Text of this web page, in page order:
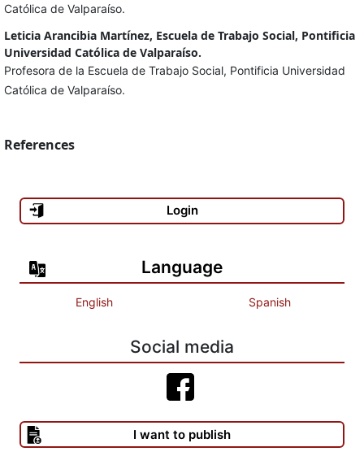
Católica de Valparaíso.
Leticia Arancibia Martínez, Escuela de Trabajo Social, Pontificia
Universidad Católica de Valparaíso.
Profesora de la Escuela de Trabajo Social, Pontificia Universidad
Católica de Valparaíso.
References
Login
Language
English Spanish
Social media
I want to publish